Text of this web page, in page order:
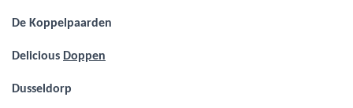
De Koppelpaarden
Delicious Doppen
Dusseldorp